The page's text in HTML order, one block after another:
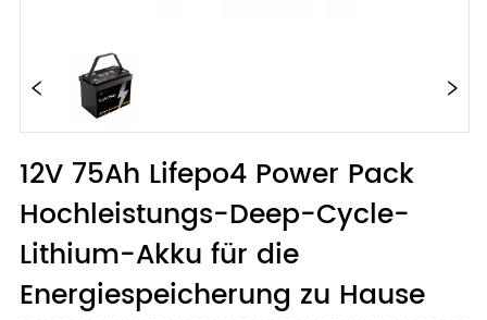
12V 75Ah Lifepo4 Power Pack
Hochleistungs-Deep-Cycle-
Lithium-Akku für die
Energiespeicherung zu Hause